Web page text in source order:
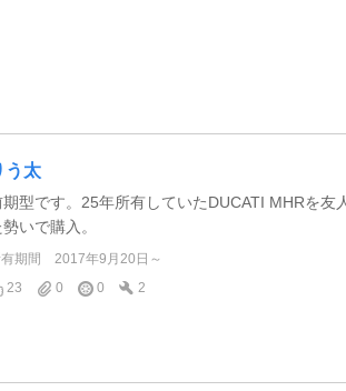
う太
期型です。25年所有していたDUCATI MHRを友
いで購入。
期間
2017年9月20日～
23
0 0 2